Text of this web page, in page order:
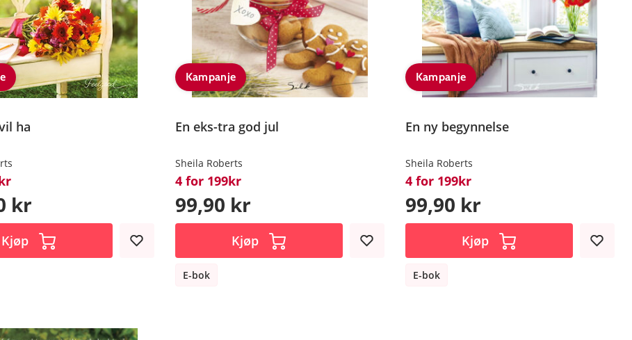
ha
kr
Kjøp
Kampanje
En eks-tra god jul
Sheila Roberts
4 for 199kr
99,90 kr
Kjøp
E-bok
Kampanje
En ny begynnelse
Sheila Roberts
4 for 199kr
99,90 kr
Kjøp
E-bok